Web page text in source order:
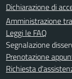
Dichiarazione di
Amministrazione
Leggi le FAQ
Segnalazione
Prenotazione
Richiesta